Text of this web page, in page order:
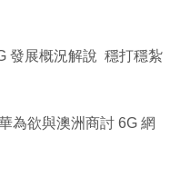
發展概況解說 穩打穩紮
為欲與澳洲商討 6G 網